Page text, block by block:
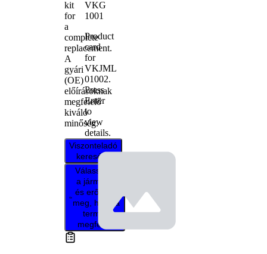
kit
for
a
complete
replacement.
A
gyári
(OE)
előírásoknak
megfelelő
kiváló
minőség.
Viszonteladó
keresése
Válassza ki
a járművét
és erősítse
meg, hogy a
termék
megfelelő
VKG
1001
Product
card
for
VKJML
01002.
Press
Enter
to
view
details.